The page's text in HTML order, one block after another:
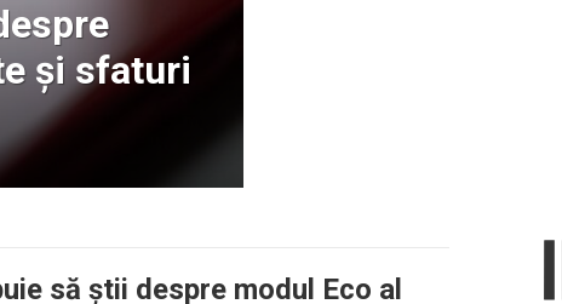
și sfaturi
să știi despre modul Eco al